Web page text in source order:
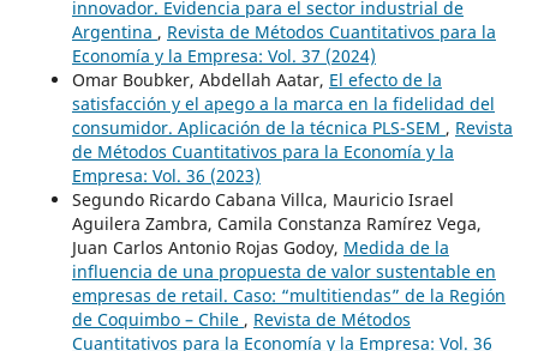
innovador. Evidencia para el sector industrial de
Argentina , Revista de Métodos Cuantitativos para la
Economía y la Empresa: Vol. 37 (2024)
Omar Boubker, Abdellah Aatar, El efecto de la
satisfacción y el apego a la marca en la fidelidad del
consumidor. Aplicación de la técnica PLS-SEM , Revista
de Métodos Cuantitativos para la Economía y la
Empresa: Vol. 36 (2023)
Segundo Ricardo Cabana Villca, Mauricio Israel
Aguilera Zambra, Camila Constanza Ramírez Vega,
Juan Carlos Antonio Rojas Godoy, Medida de la
influencia de una propuesta de valor sustentable en
empresas de retail. Caso: “multitiendas” de la Región
de Coquimbo – Chile , Revista de Métodos
Cuantitativos para la Economía y la Empresa: Vol. 36